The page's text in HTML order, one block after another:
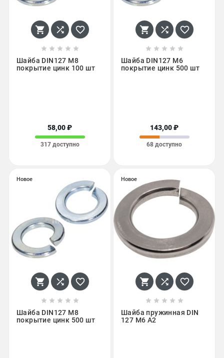
  
    
Шайба DIN127 М8
покрытие цинк 100 шт
58,00 ₽
317 доступно
  
    
Шайба DIN127 М6
покрытие цинк 500 шт
143,00 ₽
68 доступно
Новое
  
    
Шайба DIN127 М8
покрытие цинк 500 шт
Новое
  
    
Шайба пружинная DIN
127 М6 А2